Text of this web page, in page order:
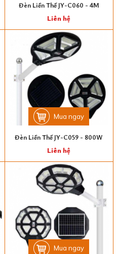
Đèn Liền Thể JY-C060 - 4M
Liên hệ
Mua ngay
Đèn Liền Thể JY-C059 - 800W
Liên hệ
Mua ngay